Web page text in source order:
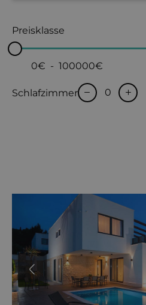
Preisklasse
0€ - 100000€
Schlafzimmer